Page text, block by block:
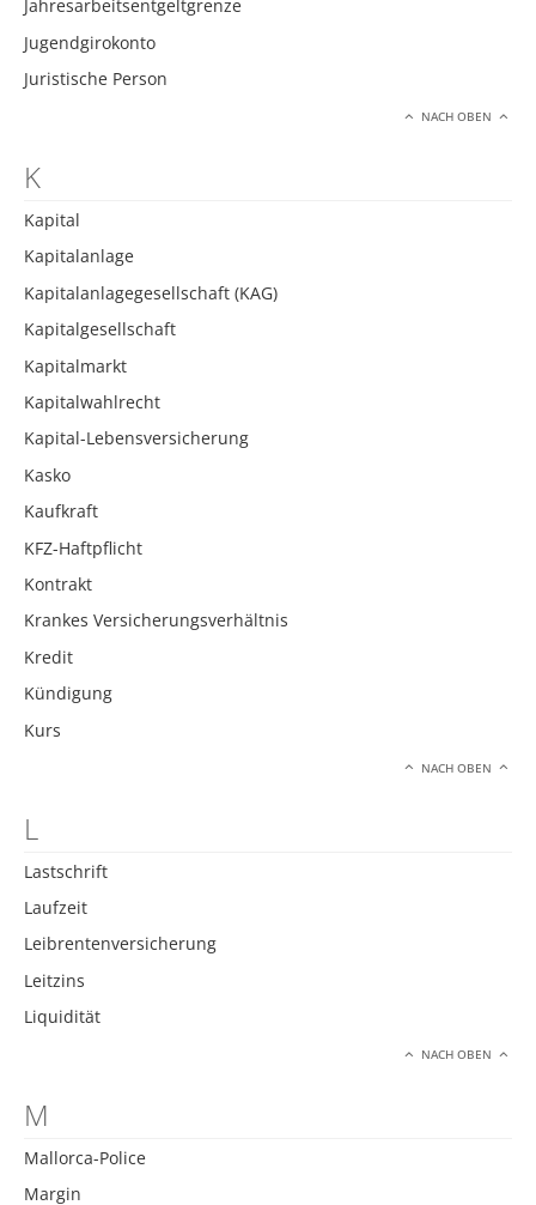
Jahresarbeitsentgeltgrenze
Jugendgirokonto
Juristische Person
NACH OBEN
K
Kapital
Kapitalanlage
Kapitalanlagegesellschaft (KAG)
Kapitalgesellschaft
Kapitalmarkt
Kapitalwahlrecht
Kapital-Lebensversicherung
Kasko
Kaufkraft
KFZ-Haftpflicht
Kontrakt
Krankes Versicherungsverhältnis
Kredit
Kündigung
Kurs
NACH OBEN
L
Lastschrift
Laufzeit
Leibrentenversicherung
Leitzins
Liquidität
NACH OBEN
M
Mallorca-Police
Margin